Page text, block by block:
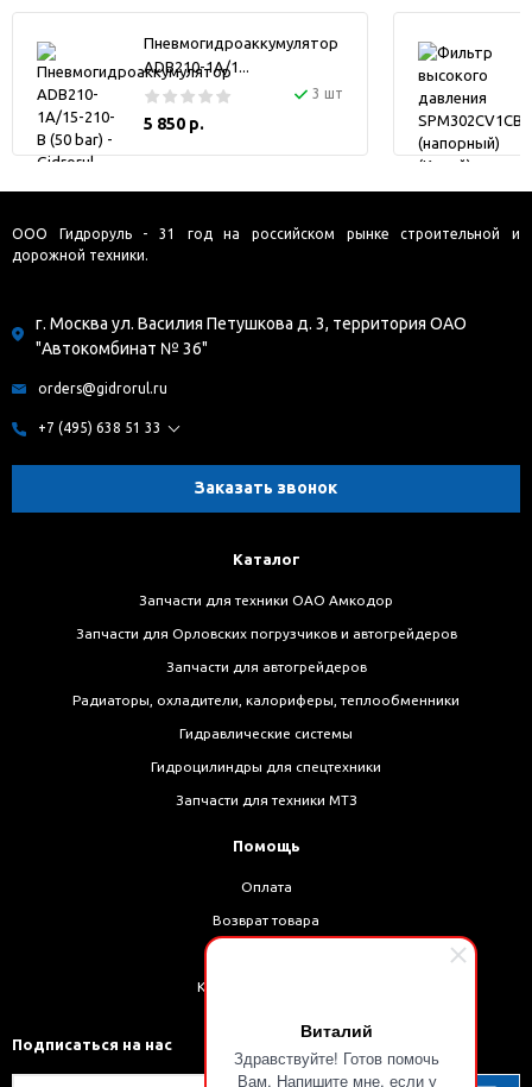
Виталий
Здравствуйте! Готов помочь
Вам. Напишите мне, если у
Пневмогидроаккумулятор
ADB210-1A/1...
3 шт
5 850 р.
ООО Гидроруль - 31 год на российском рынке строительной и
дорожной техники.
г. Москва ул. Василия Петушкова д. 3, территория ОАО
"Автокомбинат № 36"
orders@gidrorul.ru
+7 (495) 638 51 33
Заказать звонок
Каталог
Запчасти для техники ОАО Амкодор
Запчасти для Орловских погрузчиков и автогрейдеров
Запчасти для автогрейдеров
Радиаторы, охладители, калориферы, теплообменники
Гидравлические системы
Гидроцилиндры для спецтехники
Запчасти для техники МТЗ
Помощь
Оплата
Возврат товара
Как оформить заказ
Подписаться на нас